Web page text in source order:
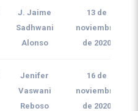
J. Jaime
Sadhwani
Alonso
13 de
noviembre
de 2020
Jenifer
Vaswani
Reboso
16 de
noviembre
de 2020